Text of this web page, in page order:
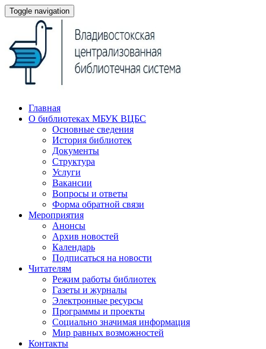
Toggle navigation
Главная
О библиотеках МБУК ВЦБС
Основные сведения
История библиотек
Документы
Структура
Услуги
Вакансии
Вопросы и ответы
Форма обратной связи
Мероприятия
Анонсы
Архив новостей
Календарь
Подписаться на новости
Читателям
Режим работы библиотек
Газеты и журналы
Электронные ресурсы
Программы и проекты
Социально значимая информация
Мир равных возможностей
Контакты